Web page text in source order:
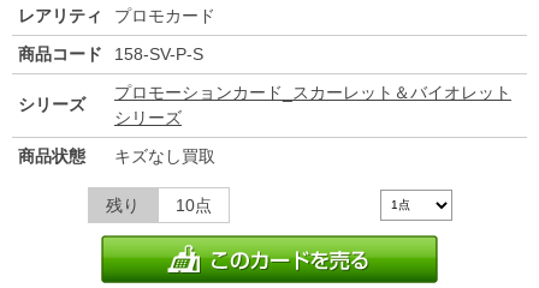
レアリティ
プロモカード
商品コード
158-SV-P-S
シリーズ
プロモーションカード_スカーレット＆バイオレット
シリーズ
商品状態
キズなし買取
残り 10点